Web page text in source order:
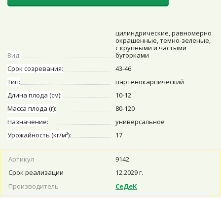
Вид:
цилиндрические, равномерно
окрашенные, темно-зеленые,
с крупными и частыми
бугорками
Срок созревания:
43-46
Тип:
партенокарпический
Длина плода (см):
10-12
Масса плода (г):
80-120
Назначение:
универсальное
Урожайность (кг/м²):
17
Артикул
9142
Срок реализации
12.2029 г.
Производитель
СеДеК